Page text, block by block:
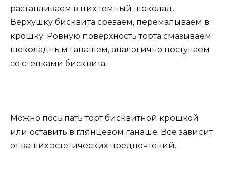
растапливаем в них темный шоколад.
Верхушку бисквита срезаем, перемалываем в
крошку. Ровную поверхность торта смазываем
шоколадным ганашем, аналогично поступаем
со стенками бисквита.
Можно посыпать торт бисквитной крошкой
или оставить в глянцевом ганаше. Все зависит
от ваших эстетических предпочтений.